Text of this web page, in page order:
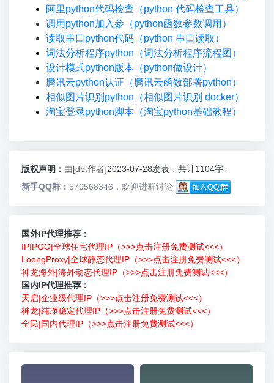
阿里python代码检查（python 代码检查工具）
调用python加入参（python函数参数调用）
读取串口python代码（python 串口读取）
词法分析程序python（词法分析程序流程图）
设计模式python版本（python做设计）
腾讯云python认证（腾讯云函数部署python）
相似图片识别python（相似图片识别 docker）
淘宝登录python脚本（淘宝python基础教程）
版权声明： 由[db:作者]2023-07-28发表，共计1104字。
新手QQ群： 570568346，欢迎进群讨论
国外IP代理推荐：
IPIPGO|全球住宅代理IP（>>>点击注册免费测试<<<）
LoongProxy|全球静态代理IP（>>>点击注册免费测试<<<）
神龙海外|海外动态代理IP（>>>点击注册免费测试<<<）
国内IP代理推荐：
天启|企业级代理IP（>>>点击注册免费测试<<<）
神龙|纯净稳定代理IP（>>>点击注册免费测试<<<）
全民|国内代理IP（>>>点击注册免费测试<<<）